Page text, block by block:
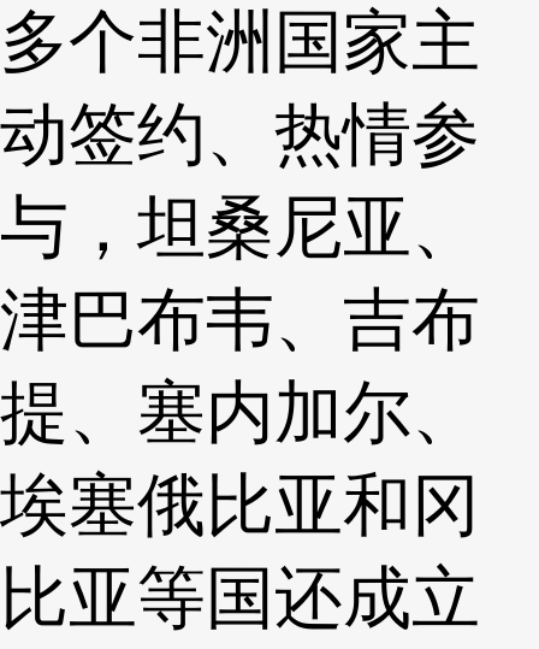
多个非洲国家主
动签约、热情参
与，坦桑尼亚、
津巴布韦、吉布
提、塞内加尔、
埃塞俄比亚和冈
比亚等国还成立